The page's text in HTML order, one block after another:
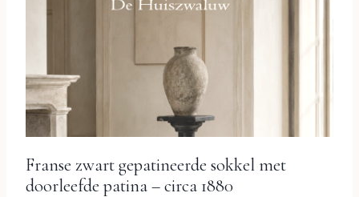
Franse zwart gepatineerde sokkel met
doorleefde patina – circa 1880